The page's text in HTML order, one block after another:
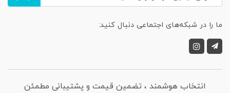
ما را در شبکه‌های اجتماعی دنبال کنید:
انتخاب هوشمند ، تضمین قیمت و پشتیبانی مطمئن